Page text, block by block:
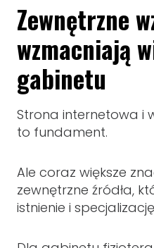
Zewnętrzne
wzmacniają
gabinetu
Strona internetowa i
to fundament.
Ale coraz większe
zewnętrzne źródła,
istnienie i